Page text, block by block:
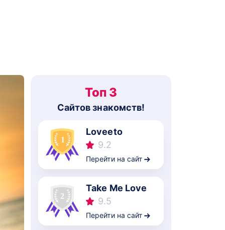
Топ 3
Cайтов знакомств!
Loveeto
9.2
Перейти на сайт
Take Me Love
9.5
Перейти на сайт